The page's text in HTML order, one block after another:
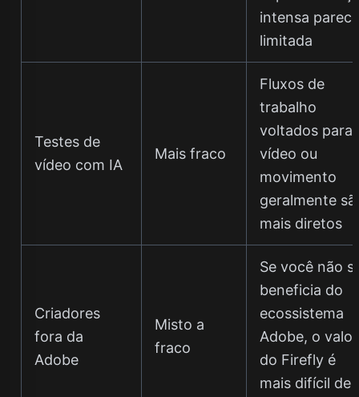
intensa
limitada
Testes de
vídeo com IA
Mais fraco
Fluxos de
trabalho
voltados para
vídeo ou
movimento
geralmente
mais diretos
Criadores
fora da
Adobe
Misto a
fraco
Se você não
beneficia do
ecossistema
Adobe, o valor
do Firefly é
mais difícil de